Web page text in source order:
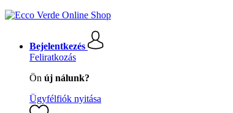
Bejelentkezés
Feliratkozás
Ön új nálunk?
Ügyfélfiók nyitása